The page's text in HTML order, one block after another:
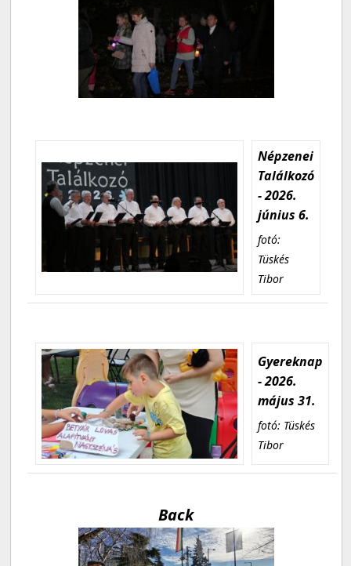
Népzenei
Találkozó
- 2026.
június 6.
fotó:
Tüskés
Tibor
Gyereknap
- 2026.
május 31.
fotó: Tüskés
Tibor
Back